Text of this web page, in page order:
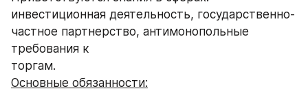
инвестиционная деятельность, государственно-
частное партнерство, антимонопольные
требования к
торгам.
Основные обязанности: